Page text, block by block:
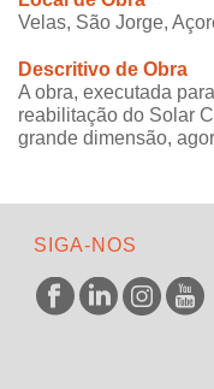
Velas, São Jorge,
Descritivo de Obra
A obra, executada
reabilitação do Solar
grande dimensão,
SIGA-NOS